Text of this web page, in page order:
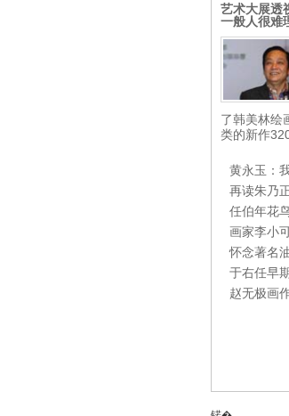
艺术大展透
一般人很难
了韩美林绘
类的新作
黄永玉：
再读朱乃
任伯年花
画家李小
怀念著名
于右任早
赵无极画